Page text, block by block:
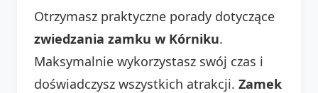
Otrzymasz praktyczne porady dotyczące
zwiedzania zamku w Kórniku.
Maksymalnie wykorzystasz swój czas i
doświadczysz wszystkich atrakcji. Zamek